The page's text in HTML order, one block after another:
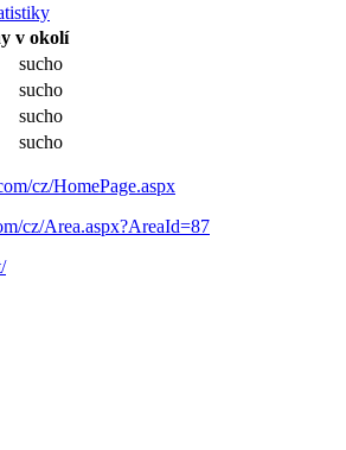
v okolí
sucho
sucho
sucho
sucho
cz/HomePage.aspx
cz/Area.aspx?AreaId=87